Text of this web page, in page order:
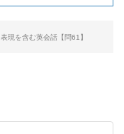
現を含む英会話【問61】